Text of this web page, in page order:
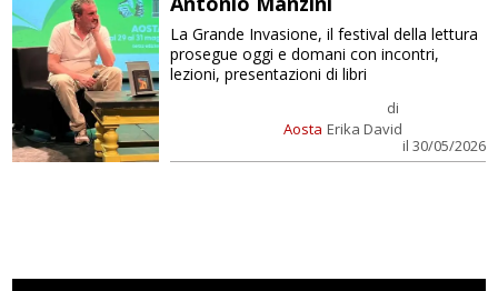
Aosta
di
Erika David
il 30/05/2026
La Grande Invasione, il festival della lettura
prosegue oggi e domani con incontri,
lezioni, presentazioni di libri